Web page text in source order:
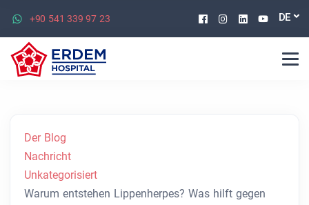
+90 541 339 97 23 Facebook
Instagram
Linkedin
DE
Der Blog
Nachricht
Unkategorisiert
Warum entstehen Lippenherpes? Was hilft gegen